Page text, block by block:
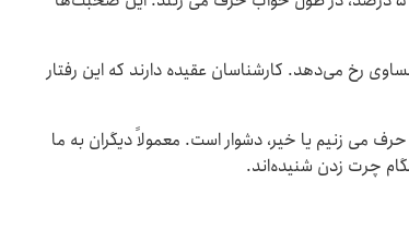
رخ می‌دهد. کارشناسان عقیده دارند که این رفتار
زنیم یا خیر، دشوار است. معمولاً دیگران به ما
چرت زدن شنیده‌اند.